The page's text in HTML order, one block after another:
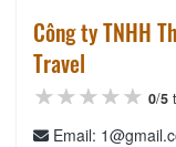
Công ty TNHH
Travel
★★★★★
★★★★★
★★★★★ 0/5
Email: